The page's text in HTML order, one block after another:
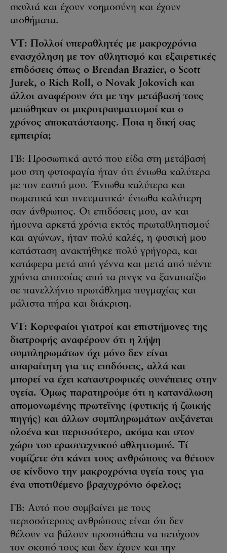
σκυλιά και έχουν νοημοσύνη και έχουν
αισθήματα.
VT: Πολλοί υπεραθλητές με μακροχρόνια
ενασχόληση με τον αθλητισμό και εξαιρετικές
επιδόσεις όπως ο Brendan Brazier, ο Scott
Jurek, ο Rich Roll, ο Novak Jokovich και
άλλοι αναφέρουν ότι με την μετάβασή τους
μειώθηκαν οι μικροτραυματισμοί και ο
χρόνος αποκατάστασης. Ποια η δική σας
εμπειρία;
ΓΒ: Προσωπικά αυτό που είδα στη μετάβασή
μου στη φυτοφαγία ήταν ότι ένιωθα καλύτερα
με τον εαυτό μου. Ένιωθα καλύτερα και
σωματικά και πνευματικά· ένιωθα καλύτερη
σαν άνθρωπος. Οι επιδόσεις μου, αν και
ήμουνα αρκετά χρόνια εκτός πρωταθλητισμού
και αγώνων, ήταν πολύ καλές, η φυσική μου
κατάσταση ανακτήθηκε πολύ γρήγορα, και
κατάφερα μετά από γέννα και μετά από πέντε
χρόνια απουσίας από τα ρινγκ να ξαναπαίξω
σε πανελλήνιο πρωτάθλημα πυγμαχίας και
μάλιστα πήρα και διάκριση.
VT: Κορυφαίοι γιατροί και επιστήμονες της
διατροφής αναφέρουν ότι η λήψη
συμπληρωμάτων όχι μόνο δεν είναι
απαραίτητη για τις επιδόσεις, αλλά και
μπορεί να έχει καταστροφικές συνέπειες στην
υγεία. Όμως παρατηρούμε ότι η κατανάλωση
απομονωμένης πρωτεΐνης (φυτικής ή ζωικής
πηγής) και άλλων συμπληρωμάτων αυξάνεται
ολοένα και περισσότερο, ακόμα και στον
χώρο του ερασιτεχνικού αθλητισμού. Τί
νομίζετε ότι κάνει τους ανθρώπους να θέτουν
σε κίνδυνο την μακροχρόνια υγεία τους για
ένα υποτιθέμενο βραχυχρόνιο όφελος;
ΓΒ: Αυτό που συμβαίνει με τους
περισσότερους ανθρώπους είναι ότι δεν
θέλουν να βάλουν προσπάθεια να πετύχουν
τον σκοπό τους και δεν έχουν και την